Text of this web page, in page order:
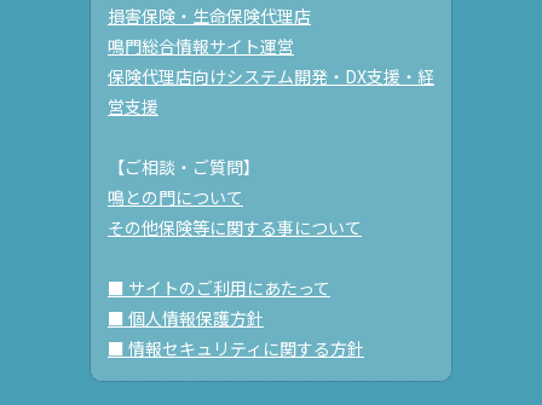
損害保険・生命保険代理店
鳴門総合情報サイト運営
保険代理店向けシステム開発・DX支援・経
営支援
【ご相談・ご質問】
鳴との門について
その他保険等に関する事について
■ サイトのご利用にあたって
■ 個人情報保護方針
■ 情報セキュリティに関する方針